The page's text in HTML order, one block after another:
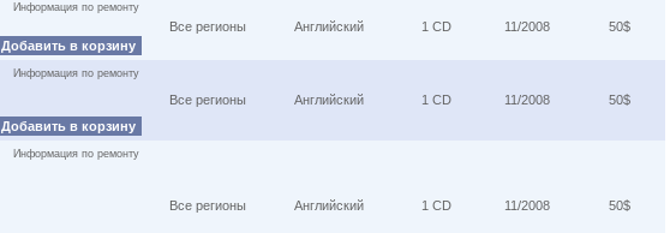
Информация по ремонту
Добавить в корзину
Все регионы Английский 1 CD 11/2008 50$
Информация по ремонту
Добавить в корзину
Все регионы Английский 1 CD 11/2008 50$
Информация по ремонту
Все регионы Английский 1 CD 11/2008 50$